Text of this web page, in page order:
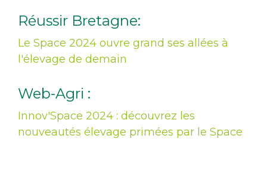
Réussir Bretagne:
Le Space 2024 ouvre grand ses allées à
l'élevage de demain
Web-Agri :
Innov'Space 2024 : découvrez les
nouveautés élevage primées par le Space